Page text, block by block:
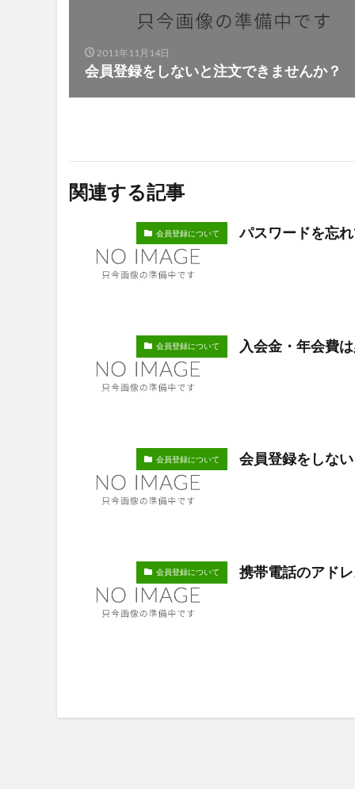
2011年11月14日
会員登録をしないと注文できませんか？
関連する記事
会員登録について パスワードを忘
会員登録について 入会金・年会費
会員登録について 会員登録をしな
会員登録について 携帯電話のアド